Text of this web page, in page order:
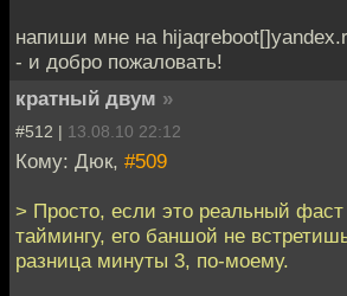
напиши мне на
- и добро пожаловать!
кратный двум »
#512 | 13.08.10 22:12
Кому: Дюк, #509
> Просто, если это реальный фаст
таймингу, его баншой не
разница минуты 3, по-моему.